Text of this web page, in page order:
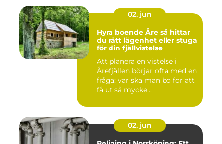
02. jun
Hyra boende Åre så hittar
du rätt lägenhet eller stuga
för din fjällvistelse
Att planera en vistelse i
Årefjällen börjar ofta med en
fråga: var ska man bo för att
få ut så mycke...
02. jun